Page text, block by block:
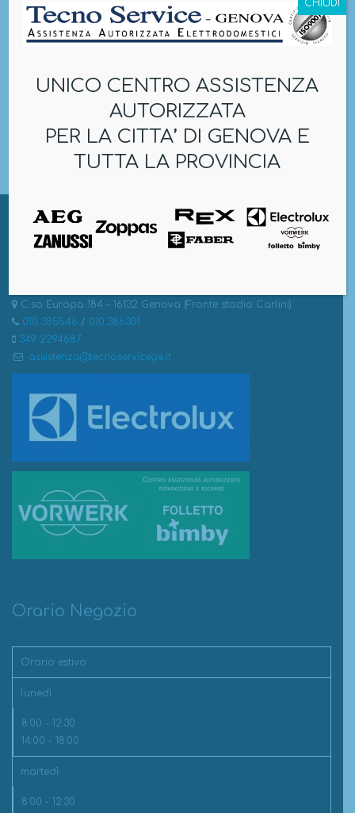
C.so Europa 184 – 16132 Genova (Fronte stadio Carlini)
010.385546 / 010.386301
349 2294687
assistenza@tecnoservicege.it
Orario Negozio
Orario estivo
lunedì
8:00 - 12:30
14:00 - 18:00
martedì
8:00 - 12:30
UNICO CENTRO ASSISTENZA
AUTORIZZATA
PER LA CITTA’ DI GENOVA E
TUTTA LA PROVINCIA
CHIUDI